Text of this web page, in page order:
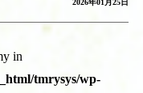
in
tmrysys/wp-